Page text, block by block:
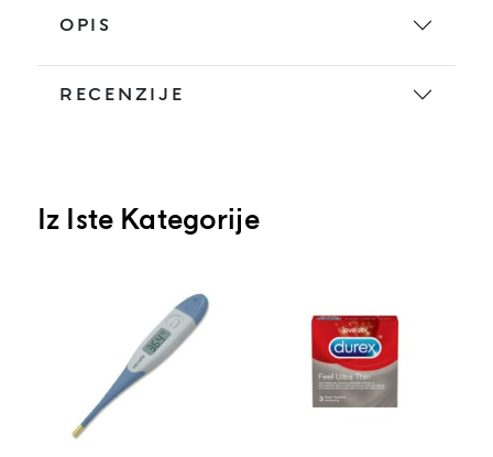
OPIS
RECENZIJE
Iz Iste Kategorije